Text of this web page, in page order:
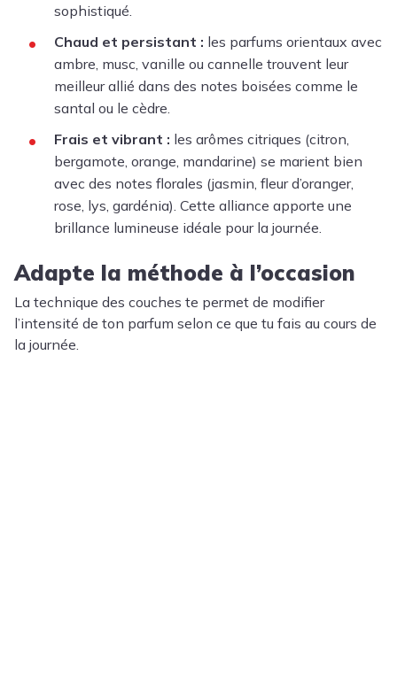
sophistiqué.
Chaud et persistant : les parfums orientaux avec
ambre, musc, vanille ou cannelle trouvent leur
meilleur allié dans des notes boisées comme le
santal ou le cèdre.
Frais et vibrant : les arômes citriques (citron,
bergamote, orange, mandarine) se marient bien
avec des notes florales (jasmin, fleur d’oranger,
rose, lys, gardénia). Cette alliance apporte une
brillance lumineuse idéale pour la journée.
Adapte la méthode à l’occasion
La technique des couches te permet de modifier
l’intensité de ton parfum selon ce que tu fais au cours de
la journée.